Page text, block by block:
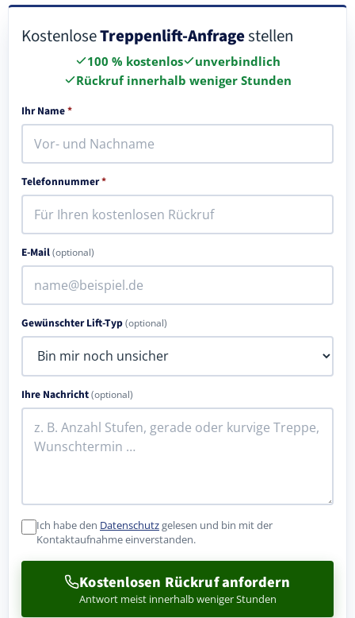
KostenloseTreppenlift-Anfragestellen
100 % kostenlos
unverbindlich
Rückruf innerhalb weniger Stunden
Ihr Name*
Telefonnummer*
E-Mail(optional)
Gewünschter Lift-Typ(optional)
Ihre Nachricht(optional)
Ich habe den Datenschutzgelesen und bin mit der
Kontaktaufnahme einverstanden.
Kostenlosen Rückruf anfordern
Antwort meist innerhalb weniger Stunden